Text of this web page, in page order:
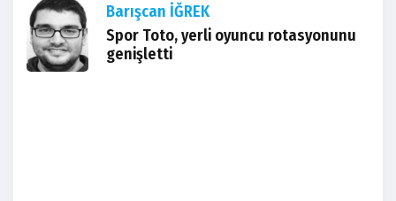
Barışcan İĞREK
Spor Toto, yerli oyuncu rotasyonunu
genişletti